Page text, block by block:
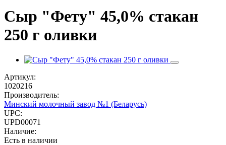
Сыр "Фету" 45,0% стакан
250 г оливки
Артикул:
1020216
Производитель:
Минский молочный завод №1 (Беларусь)
UPC:
UPD00071
Наличие:
Есть в наличии